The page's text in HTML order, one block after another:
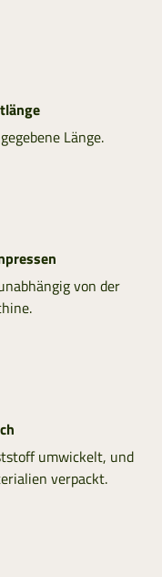
Länge.
von der
umwickelt, und
verpackt.